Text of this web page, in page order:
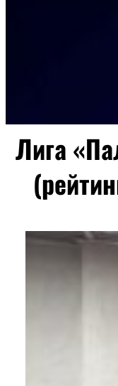
Лига